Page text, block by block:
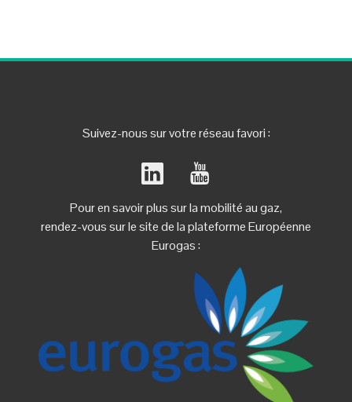
Suivez-nous sur votre réseau favori :
Pour en savoir plus sur la mobilité au gaz,
rendez-vous sur le site de la plateforme Européenne
Eurogas :